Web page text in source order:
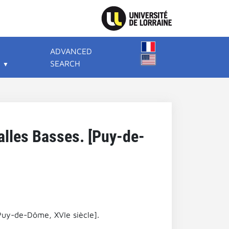
ADVANCED
SEARCH
Basses. [Puy-de-
de-Dôme, XVIe siècle].